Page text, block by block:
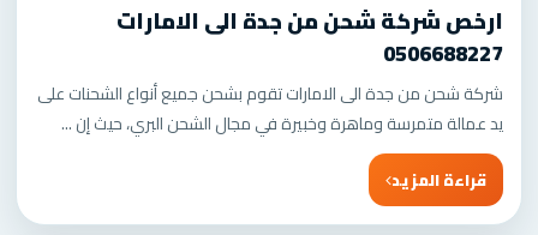
ارخص شركة شحن من جدة الى الامارات
0506688227
شركة شحن من جدة الى الامارات تقوم بشحن جميع أنواع الشحنات على
يد عمالة متمرسة وماهرة وخبيرة في مجال الشحن البري، حيث إن ...
قراءة المزيد